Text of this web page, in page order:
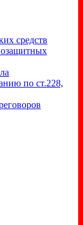
средств
по ст.228,